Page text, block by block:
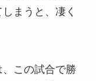
まうと、凄く
この試合で勝